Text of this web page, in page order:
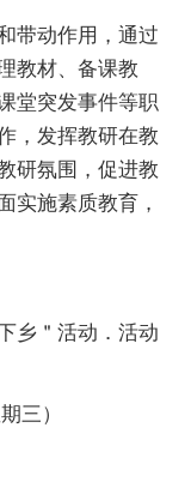
动作用，通过
教材、备课教
堂突发事件等职
，发挥教研在教
研氛围，促进教
实施素质教育，
＂活动．活动
三）